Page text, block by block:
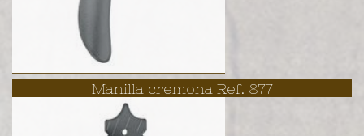
Manilla cremona Ref. 877